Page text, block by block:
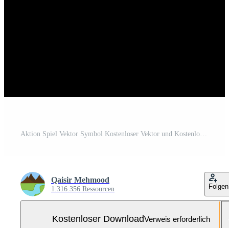
Aktion Spiel Vektor Symbol Kostenloser Vektor und Kostenloses SVG
Qaisir Mehmood
1.316.356 Ressourcen Folgen
Kostenloser DownloadVerweis erforderlich